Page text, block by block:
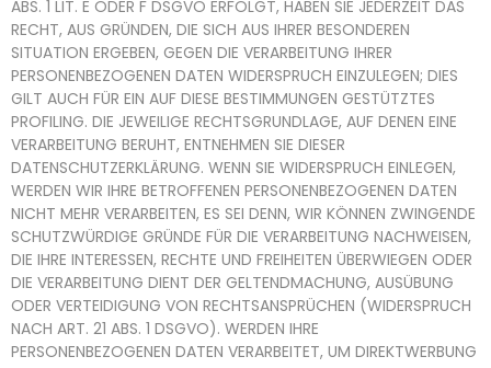
ABS. 1 LIT. E ODER F DSGVO ERFOLGT, HABEN SIE JEDERZEIT DAS
RECHT, AUS GRÜNDEN, DIE SICH AUS IHRER BESONDEREN
SITUATION ERGEBEN, GEGEN DIE VERARBEITUNG IHRER
PERSONENBEZOGENEN DATEN WIDERSPRUCH EINZULEGEN; DIES
GILT AUCH FÜR EIN AUF DIESE BESTIMMUNGEN GESTÜTZTES
PROFILING. DIE JEWEILIGE RECHTSGRUNDLAGE, AUF DENEN EINE
VERARBEITUNG BERUHT, ENTNEHMEN SIE DIESER
DATENSCHUTZERKLÄRUNG. WENN SIE WIDERSPRUCH EINLEGEN,
WERDEN WIR IHRE BETROFFENEN PERSONENBEZOGENEN DATEN
NICHT MEHR VERARBEITEN, ES SEI DENN, WIR KÖNNEN ZWINGENDE
SCHUTZWÜRDIGE GRÜNDE FÜR DIE VERARBEITUNG NACHWEISEN,
DIE IHRE INTERESSEN, RECHTE UND FREIHEITEN ÜBERWIEGEN ODER
DIE VERARBEITUNG DIENT DER GELTENDMACHUNG, AUSÜBUNG
ODER VERTEIDIGUNG VON RECHTSANSPRÜCHEN (WIDERSPRUCH
NACH ART. 21 ABS. 1 DSGVO). WERDEN IHRE
PERSONENBEZOGENEN DATEN VERARBEITET, UM DIREKTWERBUNG